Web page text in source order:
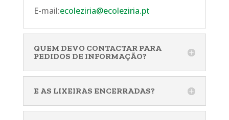
E-mail:ecoleziria@ecoleziria.pt
QUEM DEVO CONTACTAR PARA
PEDIDOS DE INFORMAÇÃO?
E AS LIXEIRAS ENCERRADAS?